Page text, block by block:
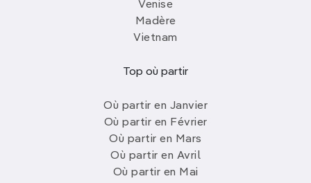
Venise
Madère
Vietnam
Top où partir
Où partir en Janvier
Où partir en Février
Où partir en Mars
Où partir en Avril
Où partir en Mai